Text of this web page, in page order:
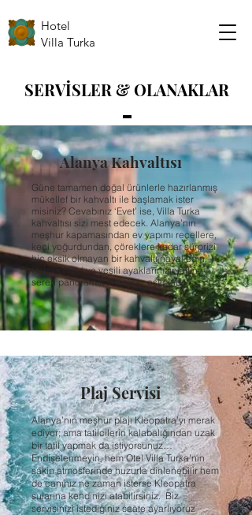
Hotel
Villa Turka
SERVİSLER & OLANAKLAR
Alanya Kahvaltısı
Güne tamamen doğal ürünlerle hazırlanmış
mükellef bir kahvaltı ile başlamak ister
misiniz? Cevabınız ‘Evet’ ise, Villa Turka
kahvaltısı sizi mest edecek. Alanya’nın
meşhur kapamasından ev yapımı reçellere,
keçi yoğurdundan, çöreklere kadar sürprizi
hiç eksik olmayan bir kahvaltı hayal edin.
Üstelik mavi ve yeşili ayaklarınızın altına
seren panoramik terasımız eşliğinde…
Plaj Servisi
Alanya’nın meşhur plajı Kleopatra’yı merak
ediyor; ama tatilcilerin kalabalığından uzak
bir tatil yapmak da istiyorsunuz…
Endişelenmeyin, hem Otel Villa Turka’nın
sakin atmosferinde huzurla dinlenebilir hem
de canınız ne zaman isterse Kleopatra
sularına kendinizi atabilirsiniz. Biz
servisinizi istediğiniz saate ayarlıyoruz